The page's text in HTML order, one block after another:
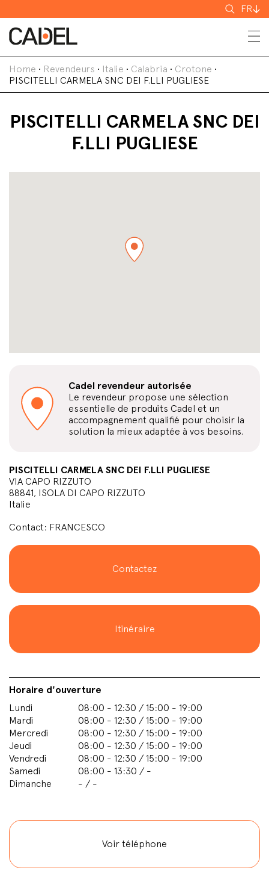
FR
Home • Revendeurs • Italie • Calabria • Crotone •
PISCITELLI CARMELA SNC DEI F.LLI PUGLIESE
PISCITELLI CARMELA SNC DEI
F.LLI PUGLIESE
Cadel revendeur autorisée
Le revendeur propose une sélection
essentielle de produits Cadel et un
accompagnement qualifié pour choisir la
solution la mieux adaptée à vos besoins.
PISCITELLI CARMELA SNC DEI F.LLI PUGLIESE
VIA CAPO RIZZUTO
88841, ISOLA DI CAPO RIZZUTO
Italie
Contact: FRANCESCO
Contactez
Itinéraire
Horaire d'ouverture
Lundi
08:00 - 12:30 / 15:00 - 19:00
Mardi
08:00 - 12:30 / 15:00 - 19:00
Mercredi
08:00 - 12:30 / 15:00 - 19:00
Jeudi
08:00 - 12:30 / 15:00 - 19:00
Vendredi
08:00 - 12:30 / 15:00 - 19:00
Samedi
08:00 - 13:30 / -
Dimanche
- / -
Voir téléphone